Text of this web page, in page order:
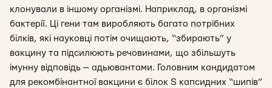
клонували в іншому організмі. Наприклад, в організмі
бактерії. Ці гени там виробляють багато потрібних
білків, які науковці потім очищають, “збирають” у
вакцину та підсилюють речовинами, що збільшуть
імунну відповідь — адьювантами. Головним кандидатом
для рекомбінантної вакцини є білок S капсидних “шипів”